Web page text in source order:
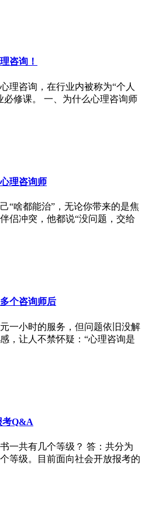
咨询！
理咨询，在行业内被称为“个人
必修课。 一、为什么心理咨询师
理咨询师
“啥都能治”，无论你带来的是焦
侣冲突，他都说“没问题，交给
个咨询师后
一小时的服务，但问题依旧没解
，让人不禁怀疑：“心理咨询是
考Q&A
一共有几个等级？ 答：共分为
等级。目前面向社会开放报考的